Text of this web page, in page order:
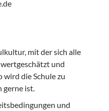
mit der sich alle
und
wird die Schule zu
gerne ist.
und